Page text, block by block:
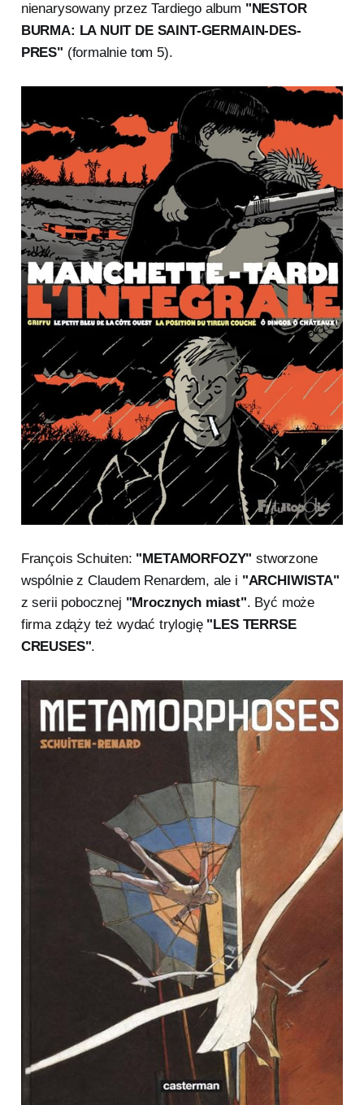
nienarysowany przez Tardiego album "NESTOR
BURMA: LA NUIT DE SAINT-GERMAIN-DES-
PRES" (formalnie tom 5).
François Schuiten: "METAMORFOZY" stworzone
wspólnie z Claudem Renardem, ale i "ARCHIWISTA"
z serii pobocznej "Mrocznych miast". Być może
firma zdąży też wydać trylogię "LES TERRSE
CREUSES".